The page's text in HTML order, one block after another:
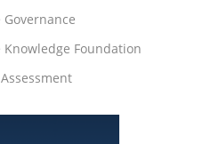
Foundation